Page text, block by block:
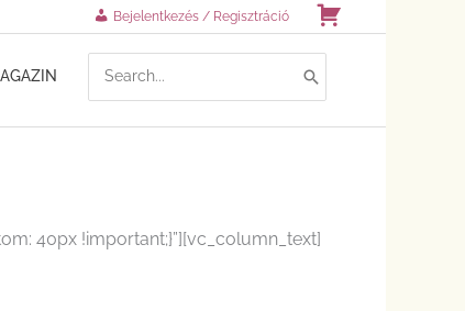
Bejelentkezés / Regisztráció
FOR:
40px !important;}”][vc_column_text]